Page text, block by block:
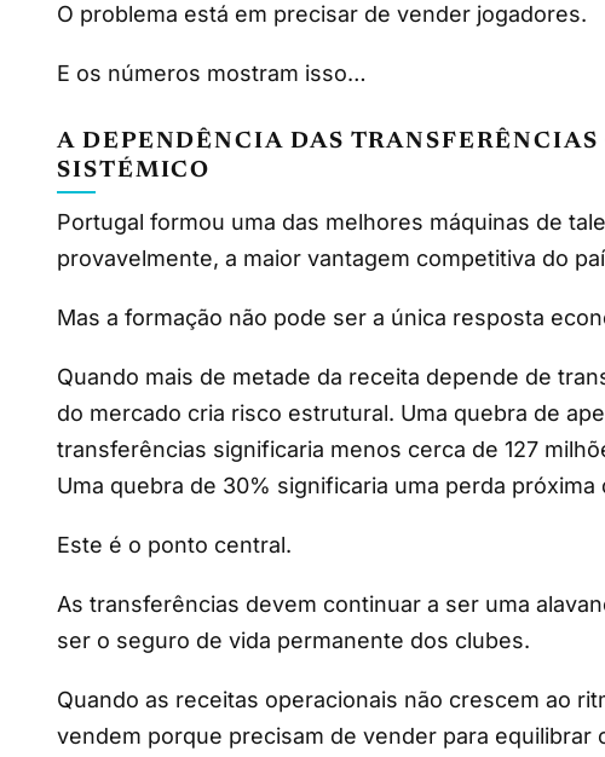
O problema está em precisar de vender jogadores.
E os números mostram isso…
A DEPENDÊNCIA DAS TRANSFERÊNCIAS
SISTÉMICO
Portugal formou uma das melhores máquinas de
provavelmente, a maior vantagem competitiva do
Mas a formação não pode ser a única resposta
Quando mais de metade da receita depende de
do mercado cria risco estrutural. Uma quebra de
transferências significaria menos cerca de 127
Uma quebra de 30% significaria uma perda próxima
Este é o ponto central.
As transferências devem continuar a ser uma
ser o seguro de vida permanente dos clubes.
Quando as receitas operacionais não crescem ao
vendem porque precisam de vender para equilibrar